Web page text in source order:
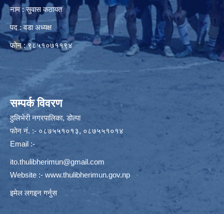
नाम : सुवास कठायत
पद : वडा अध्यक्ष
फोन : ९८५१०७११९४
सम्पर्क विवरण
ठुलिभेरी नगरपालिका, डोल्पा
फोन नं. :- ०८७५५१०१३, ०८७५५१०१४
Email :-
ito.thulibherimun@gmail.com
Website :- www.thulibherimun.gov.np
इमेल लगइन गर्नुस